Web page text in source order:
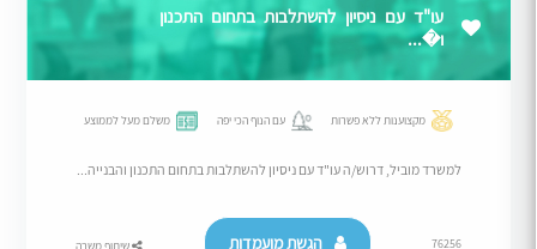
עו"ד עם ניסיון להשתלבות בתחום התכנון
ו�...
מקצוענות ללא פשרות עם הנוף הכי יפה משלם מעל לממוצע
למשרד מוביל, דרוש/ה עו"ד עם ניסיון להשתלבות בתחום התכנון והבנייה...
76256 הגשת מועמדות שיתוף משרה